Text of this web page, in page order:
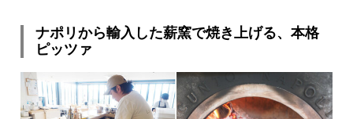
ナポリから輸入した薪窯で焼き上げる、本格
ピッツァ